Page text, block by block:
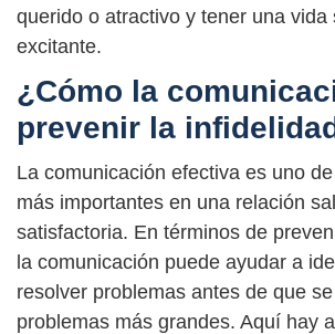
querido o atractivo y tener una vida
excitante.
¿Cómo la
prevenir la
La comunicación efectiva es uno
más importantes en una relación
satisfactoria. En términos de
la comunicación puede ayudar a
resolver problemas antes de que
problemas más grandes. Aquí hay